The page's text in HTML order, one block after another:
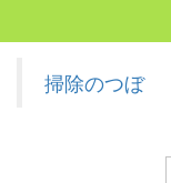
掃除のつぼ